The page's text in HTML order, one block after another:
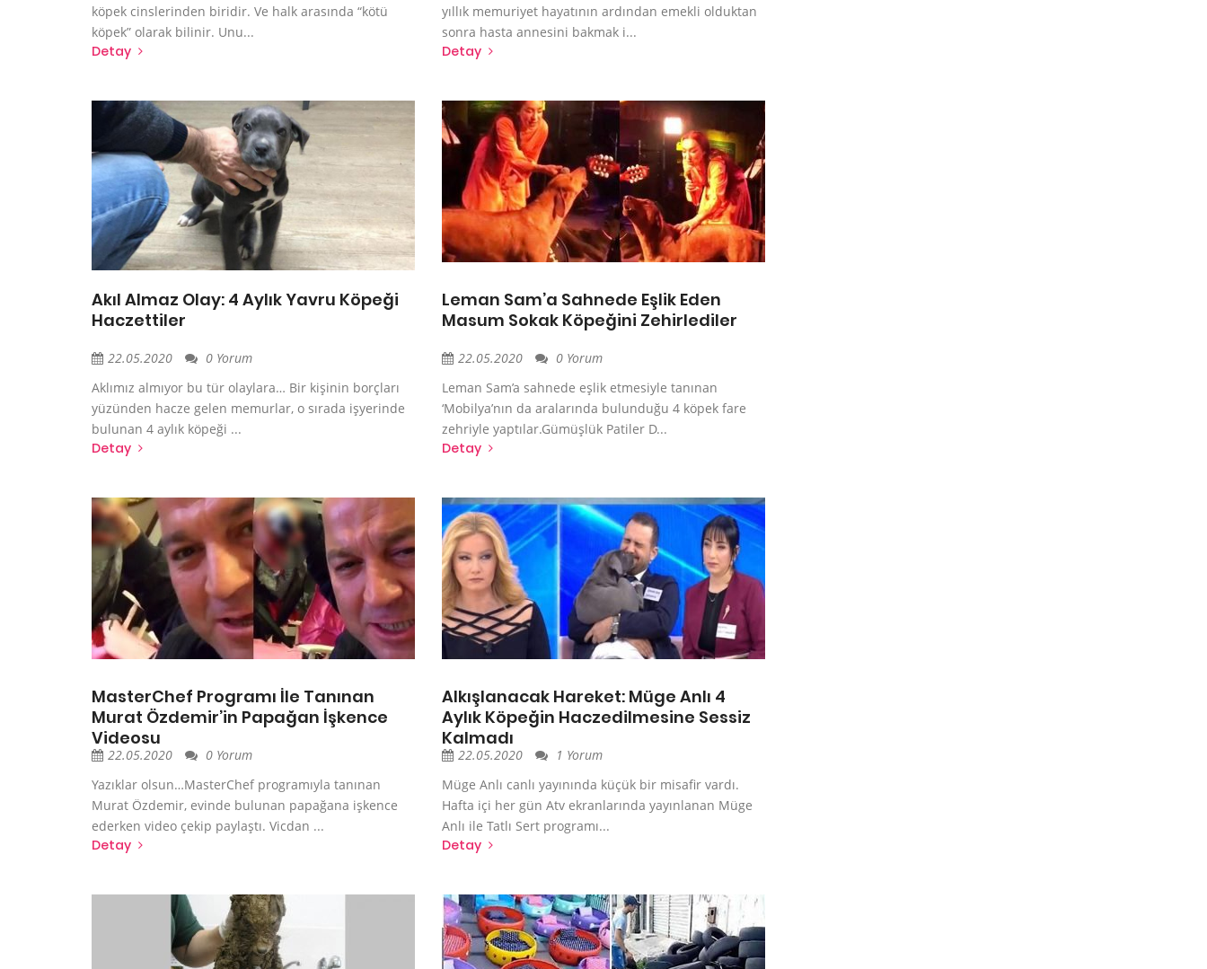
köpek cinslerinden biridir. Ve halk arasında “kötü
köpek” olarak bilinir. Unu...
Detay
yıllık memuriyet hayatının ardından emekli olduktan
sonra hasta annesini bakmak i...
Detay
Akıl Almaz Olay: 4 Aylık Yavru Köpeği
Haczettiler
22.05.2020
0 Yorum
Aklımız almıyor bu tür olaylara… Bir kişinin borçları
yüzünden hacze gelen memurlar, o sırada işyerinde
bulunan 4 aylık köpeği ...
Detay
Leman Sam’a Sahnede Eşlik Eden
Masum Sokak Köpeğini Zehirlediler
22.05.2020
0 Yorum
Leman Sam’a sahnede eşlik etmesiyle tanınan
‘Mobilya’nın da aralarında bulunduğu 4 köpek fare
zehriyle yaptılar.Gümüşlük Patiler D...
Detay
MasterChef Programı İle Tanınan
Murat Özdemir’in Papağan İşkence
Videosu
22.05.2020
0 Yorum
Yazıklar olsun…MasterChef programıyla tanınan
Murat Özdemir, evinde bulunan papağana işkence
ederken video çekip paylaştı. Vicdan ...
Detay
Alkışlanacak Hareket: Müge Anlı 4
Aylık Köpeğin Haczedilmesine Sessiz
Kalmadı
22.05.2020
1 Yorum
Müge Anlı canlı yayınında küçük bir misafir vardı.
Hafta içi her gün Atv ekranlarında yayınlanan Müge
Anlı ile Tatlı Sert programı...
Detay